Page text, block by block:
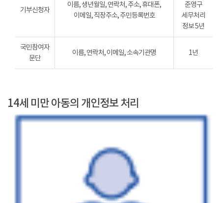
기부신청자
이름, 생년월일, 연락처, 주소, 휴대폰,
이메일, 직장주소, 주민등록번호
준영구
세무처리
정보 5년
국민참여자
문단
이름, 연락처, 이메일, 소속기관명 1년
14세 미만 아동의 개인정보 처리